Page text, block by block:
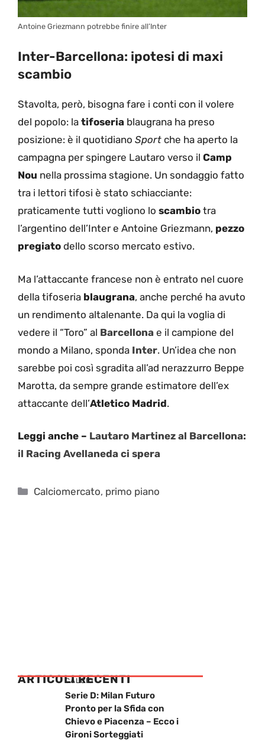
Antoine Griezmann potrebbe finire all’Inter
Inter-Barcellona: ipotesi di maxi
scambio
Stavolta, però, bisogna fare i conti con il volere
del popolo: la tifoseria blaugrana ha preso
posizione: è il quotidiano Sport che ha aperto la
campagna per spingere Lautaro verso il Camp
Nou nella prossima stagione. Un sondaggio fatto
tra i lettori tifosi è stato schiacciante:
praticamente tutti vogliono lo scambio tra
l’argentino dell’Inter e Antoine Griezmann, pezzo
pregiato dello scorso mercato estivo.
Ma l’attaccante francese non è entrato nel cuore
della tifoseria blaugrana, anche perché ha avuto
un rendimento altalenante. Da qui la voglia di
vedere il “Toro” al Barcellona e il campione del
mondo a Milano, sponda Inter. Un’idea che non
sarebbe poi così sgradita all’ad nerazzurro Beppe
Marotta, da sempre grande estimatore dell’ex
attaccante dell’Atletico Madrid.
Leggi anche – Lautaro Martinez al Barcellona:
il Racing Avellaneda ci spera
Categorie
Calciomercato, primo piano
ARTICOLI RECENTI
CALCIO
Serie D: Milan Futuro
Pronto per la Sfida con
Chievo e Piacenza – Ecco i
Gironi Sorteggiati